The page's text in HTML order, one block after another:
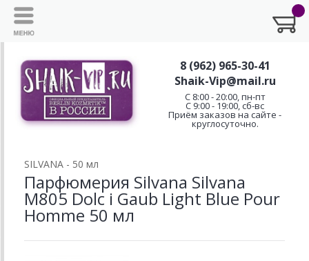
8 (962) 965-30-41
Shaik-Vip@mail.ru
C 8:00 - 20:00, пн-пт
С 9:00 - 19:00, сб-вс
Приём заказов на сайте -
круглосуточно.
SILVANA - 50 мл
Парфюмерия Silvana Silvana
M805 Dolc i Gaub Light Blue Pour
Homme 50 мл